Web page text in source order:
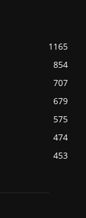
1165
854
707
679
575
474
453